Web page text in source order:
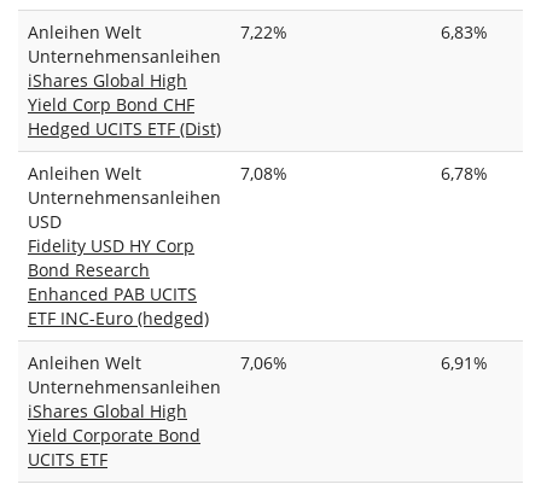
Anleihen Welt
Unternehmensanleihen
iShares Global High
Yield Corp Bond CHF
Hedged UCITS ETF (Dist)
7,22% 6,83%
Anleihen Welt
Unternehmensanleihen
USD
Fidelity USD HY Corp
Bond Research
Enhanced PAB UCITS
ETF INC-Euro (hedged)
7,08% 6,78%
Anleihen Welt
Unternehmensanleihen
iShares Global High
Yield Corporate Bond
UCITS ETF
7,06% 6,91%